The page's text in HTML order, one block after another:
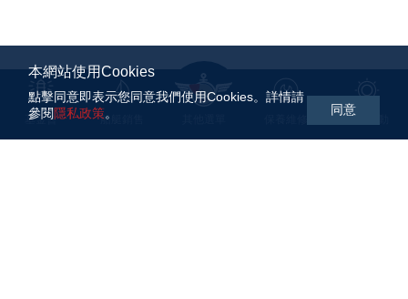
基金會 船艇銷售 航海活動
本網站使用Cookies
點擊同意即表示您同意我們使用Cookies。詳情請
參閱隱私政策。 同意